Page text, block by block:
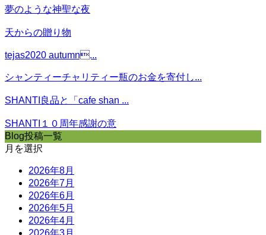
夢のような神聖な夜
天からの贈り物
tejas2020 autumn...
シャンティーチャリティー瓶のお金を寄付し...
SHANTI良品と「cafe shan ...
SHANTI１０周年感謝の意
Blog投稿一覧
月を選択
2026年8月
2026年7月
2026年6月
2026年5月
2026年4月
2026年3月